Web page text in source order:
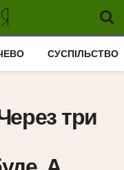
СУСПІЛЬСТВО
три